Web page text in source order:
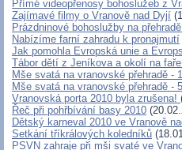
Přímé videopřenosy bohoslužeb z
Zajímavé filmy o Vranově nad Dyjí
Prázdninové bohoslužby na
Nabízíme farní zahradu k pronajmutí
Jak pomohla Evropská unie a
Tábor dětí z Jeníkova a okolí na
Mše svatá na vranovské přehradě -
Mše svatá na vranovské přehradě -
Vranovská porta 2010 byla zrušena!
Řeč při pohřbívání basy 2010
Dětský karneval 2010 ve Vranově
Setkání tříkrálových koledníků
PSVN zahraje při mši svaté ve